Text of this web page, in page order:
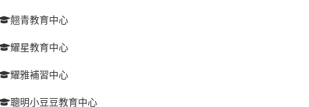
翹青教育中心
耀星教育中心
耀雅補習中心
聰明小豆豆教育中心